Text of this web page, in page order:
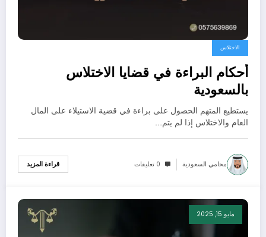
الاختلاس
أحكام البراءة في قضايا الاختلاس
بالسعودية
يستطيع المتهم الحصول على براءة في قضية الاستيلاء على المال
العام والاختلاس إذا لم يتم…
محامي السعودية 0 تعليقات قراءة المزيد
مايو 15, 2025